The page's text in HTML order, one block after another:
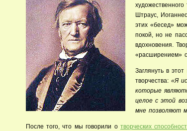
Штраус,
этих «бесед»
покой, но не
вдохновения.
«расширением»
Заглянуть в
творчества:«Я
которые
целое с этой
мне позволяют
После того, что мы говорили отворческих